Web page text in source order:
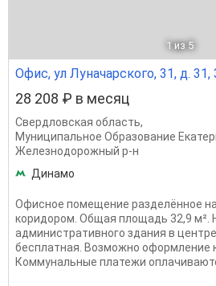
1 из 5
Офис, ул Луначарского, 31, д. 31,
28 208 ₽ в месяц
Свердловская область,
Муниципальное Образование
Железнодорожный р-н
Динамо
Офисное помещение разделённое
коридором. Общая площадь 32,9 м².
административного здания в
бесплатная. Возможно оформление
Коммунальные платежи